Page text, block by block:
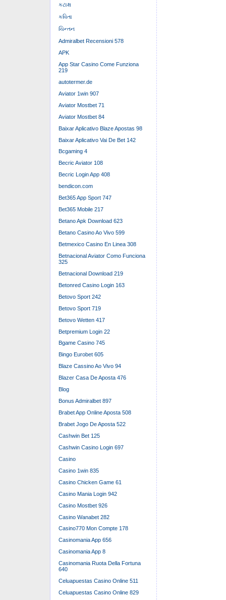
કટાક્ષ
કવિતા
ચિન્તન
Admiralbet Recensioni 578
APK
App Star Casino Come Funziona
219
autotermer.de
Aviator 1win 907
Aviator Mostbet 71
Aviator Mostbet 84
Baixar Aplicativo Blaze Apostas 98
Baixar Aplicativo Vai De Bet 142
Bcgaming 4
Becric Aviator 108
Becric Login App 408
bendicon.com
Bet365 App Sport 747
Bet365 Mobile 217
Betano Apk Download 623
Betano Casino Ao Vivo 599
Betmexico Casino En Linea 308
Betnacional Aviator Como Funciona
325
Betnacional Download 219
Betonred Casino Login 163
Betovo Sport 242
Betovo Sport 719
Betovo Wetten 417
Betpremium Login 22
Bgame Casino 745
Bingo Eurobet 605
Blaze Cassino Ao Vivo 94
Blazer Casa De Aposta 476
Blog
Bonus Admiralbet 897
Brabet App Online Aposta 508
Brabet Jogo De Aposta 522
Cashwin Bet 125
Cashwin Casino Login 697
Casino
Casino 1win 835
Casino Chicken Game 61
Casino Mania Login 942
Casino Mostbet 926
Casino Wanabet 282
Casino770 Mon Compte 178
Casinomania App 656
Casinomania App 8
Casinomania Ruota Della Fortuna
640
Celuapuestas Casino Online 511
Celuapuestas Casino Online 829